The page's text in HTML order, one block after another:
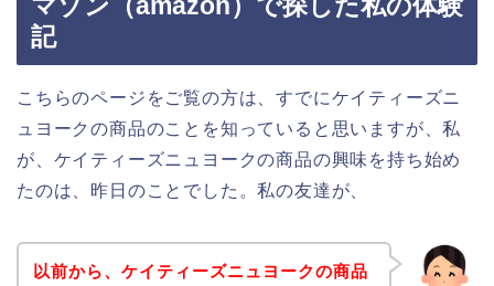
記
こちらのページをご覧の方は、すでにケイティーズニ
ュヨークの商品のことを知っていると思いますが、私
が、ケイティーズニュヨークの商品の興味を持ち始め
たのは、昨日のことでした。私の友達が、
以前から、ケイティーズニュヨークの商品